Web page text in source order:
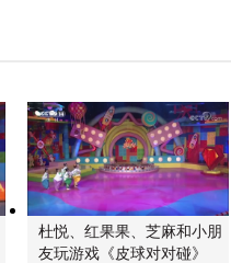
杜悦、红果果、芝麻和小朋
友玩游戏《皮球对对碰》